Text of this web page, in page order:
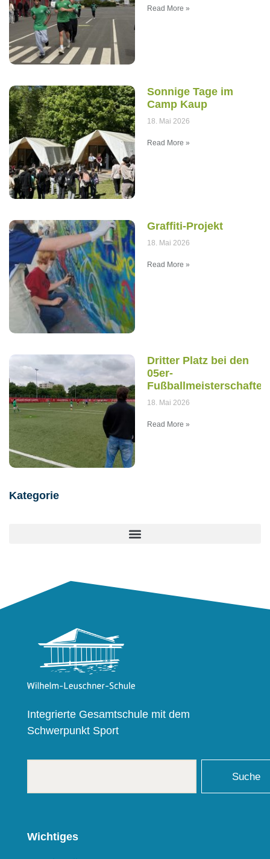
Read More »
Sonnige Tage im
Camp Kaup
18. Mai 2026
Read More »
Graffiti-Projekt
18. Mai 2026
Read More »
Dritter Platz bei den
05er-
Fußballmeisterschaften
18. Mai 2026
Read More »
Kategorie
Integrierte Gesamtschule mit dem
Schwerpunkt Sport
Suche
Wichtiges